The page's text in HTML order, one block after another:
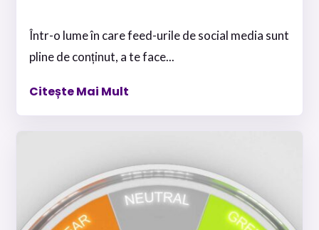
Într-o lume în care feed-urile de social media sunt
pline de conținut, a te face...
Citește Mai Mult